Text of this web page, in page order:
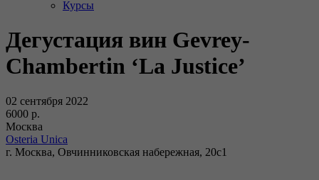
Курсы
Дегустация вин Gevrey-
Chambertin ‘La Justice’
02 сентября 2022
6000 р.
Москва
Osteria Unica
г. Москва, Овчинниковская набережная, 20с1